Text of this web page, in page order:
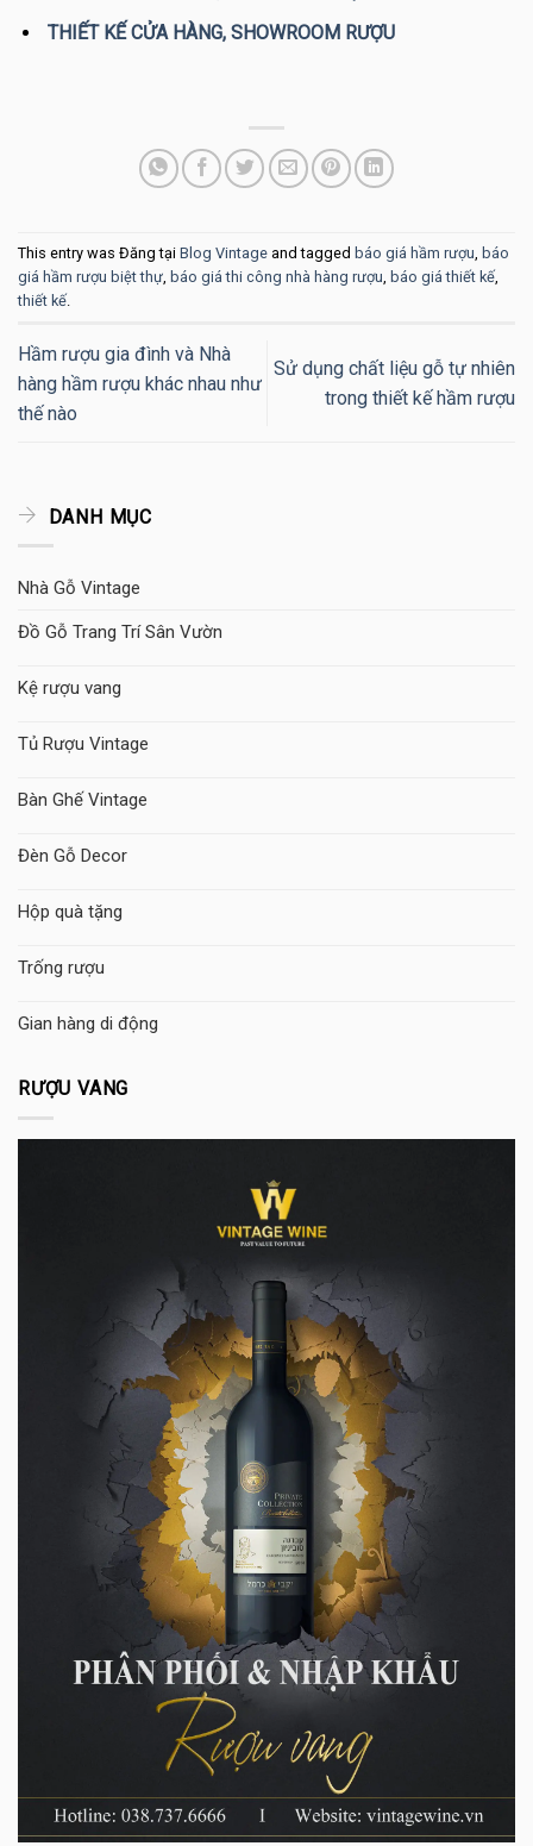
THIẾT KẾ CỬA HÀNG, SHOWROOM RƯỢU
This entry was Đăng tại Blog Vintage and tagged báo giá hầm rượu báo
giá hầm rượu biệt thự báo giá thi công nhà hàng rượu báo giá thiết kế
thiết kế
Hầm rượu gia đình và Nhà
hàng hầm rượu khác nhau như
thế nào
Sử dụng chất liệu gỗ tự nhiên
trong thiết kế hầm rượu
DANH MỤC
Nhà Gỗ Vintage
Đồ Gỗ Trang Trí Sân Vườn
Kệ rượu vang
Tủ Rượu Vintage
Bàn Ghế Vintage
Đèn Gỗ Decor
Hộp quà tặng
Trống rượu
Gian hàng di động
RƯỢU VANG